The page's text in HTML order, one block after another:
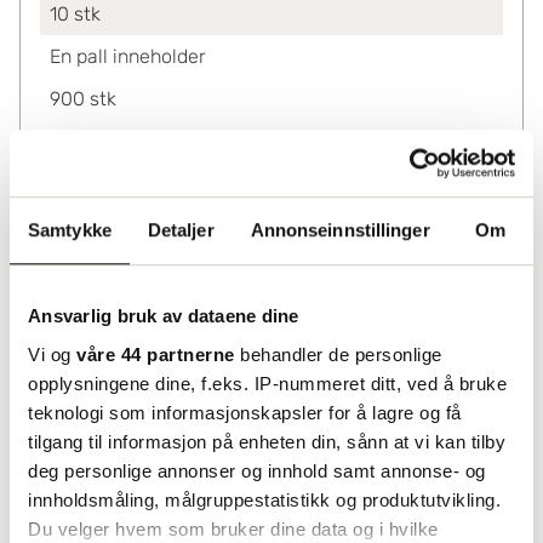
Samtykke Detaljer Annonseinnstillinger Om
Ansvarlig bruk av dataene dine
Vi og våre 44 partnerne behandler de personlige
opplysningene dine, f.eks. IP-nummeret ditt, ved å bruke
teknologi som informasjonskapsler for å lagre og få
tilgang til informasjon på enheten din, sånn at vi kan tilby
deg personlige annonser og innhold samt annonse- og
innholdsmåling, målgruppestatistikk og produktutvikling.
Du velger hvem som bruker dine data og i hvilke
10 stk
En pall inneholder
900 stk
300+
13.18
Lagerinformasjon
Status
Leveres fra sentrallager Helsingborg. Utvidet
leveringstid må påberegnes.